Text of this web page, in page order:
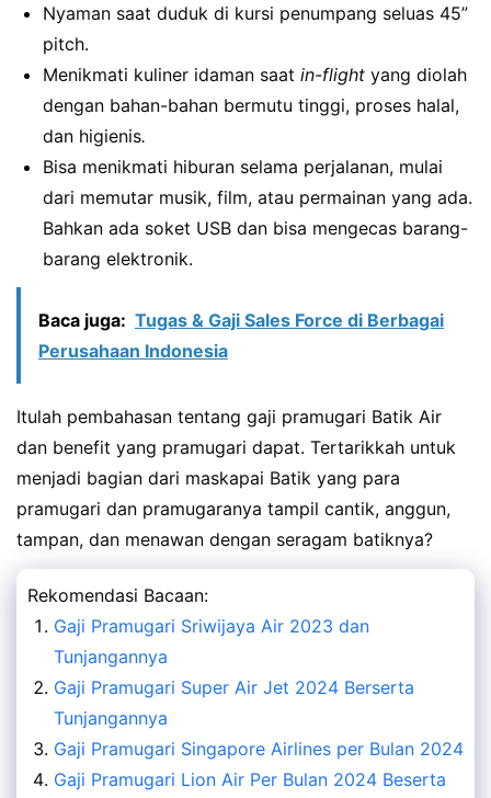
Nyaman saat duduk di kursi penumpang seluas 45”
pitch.
Menikmati kuliner idaman saat in-flight yang diolah
dengan bahan-bahan bermutu tinggi, proses halal,
dan higienis.
Bisa menikmati hiburan selama perjalanan, mulai
dari memutar musik, film, atau permainan yang ada.
Bahkan ada soket USB dan bisa mengecas barang-
barang elektronik.
Baca juga: Tugas & Gaji Sales Force di Berbagai
Perusahaan Indonesia
Itulah pembahasan tentang gaji pramugari Batik Air
dan benefit yang pramugari dapat. Tertarikkah untuk
menjadi bagian dari maskapai Batik yang para
pramugari dan pramugaranya tampil cantik, anggun,
tampan, dan menawan dengan seragam batiknya?
Rekomendasi Bacaan:
Gaji Pramugari Sriwijaya Air 2023 dan
Tunjangannya
Gaji Pramugari Super Air Jet 2024 Berserta
Tunjangannya
Gaji Pramugari Singapore Airlines per Bulan 2024
Gaji Pramugari Lion Air Per Bulan 2024 Beserta